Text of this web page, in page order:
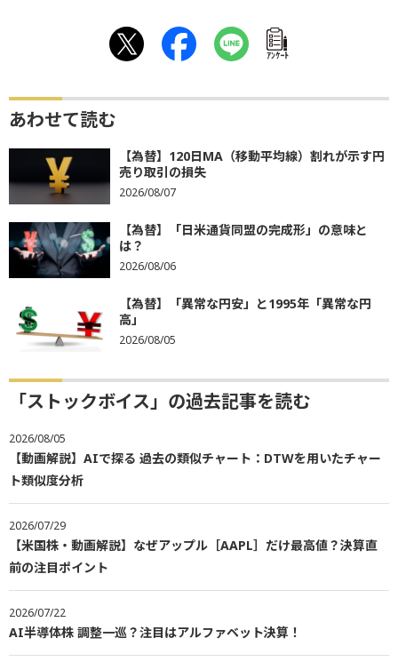
ｱﾝｹｰﾄ
あわせて読む
【為替】120日MA（移動平均線）割れが示す円
売り取引の損失
2026/08/07
【為替】「日米通貨同盟の完成形」の意味と
は？
2026/08/06
【為替】「異常な円安」と1995年「異常な円
高」
2026/08/05
「ストックボイス」の過去記事を読む
2026/08/05
【動画解説】AIで探る 過去の類似チャート：DTWを用いたチャー
ト類似度分析
2026/07/29
【米国株・動画解説】なぜアップル［AAPL］だけ最高値？決算直
前の注目ポイント
2026/07/22
AI半導体株 調整一巡？注目はアルファベット決算！